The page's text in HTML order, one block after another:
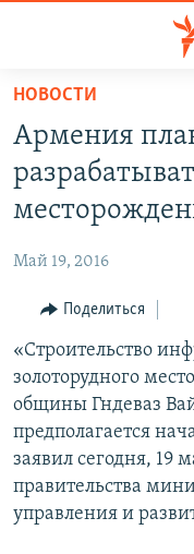
Перейти
основному
содержанию
Перейти
основной
Перейти
поиску
НОВОСТИ
ПОЛИТИКА
ЭКОНОМИКА
РЕГИОН
НАГОРНЫЙ КАРАБАХ
КУЛЬТУРА
СПОРТ
АРХИВ
Հայերեն
НОВОСТИ
Армения
Май 19, 2016
Поделиться
«Строительство
золоторудного
общины Гндеваз
предполагается
заявил сегодня, 19
правительства
управления и